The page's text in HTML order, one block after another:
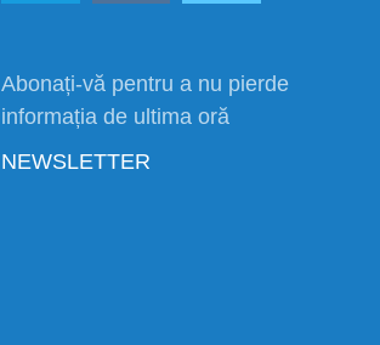
Abonați-vă pentru a nu pierde
informația de ultima oră
NEWSLETTER